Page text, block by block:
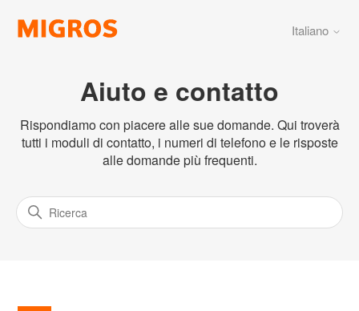
Italiano
Aiuto e contatto
Rispondiamo con piacere alle sue domande. Qui troverà
tutti i moduli di contatto, i numeri di telefono e le risposte
alle domande più frequenti.